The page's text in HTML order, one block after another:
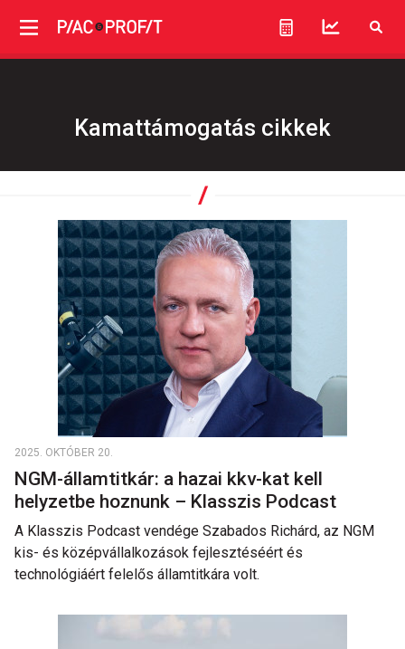
Kamattámogatás cikkek
2025. OKTÓBER 20.
NGM-államtitkár: a hazai kkv-kat kell
helyzetbe hoznunk – Klasszis Podcast
A Klasszis Podcast vendége Szabados Richárd, az NGM
kis- és középvállalkozások fejlesztéséért és
technológiáért felelős államtitkára volt.